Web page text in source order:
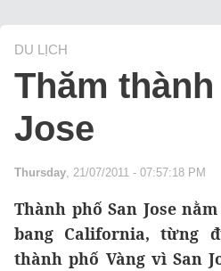
DU LỊCH
Thăm
Jose
Thursday, 21/07/2011 - 07:57:18 PM
Thành phố San Jose
bang California, từng
thành phố Vàng vì San